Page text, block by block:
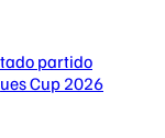
partido
Cup 2026